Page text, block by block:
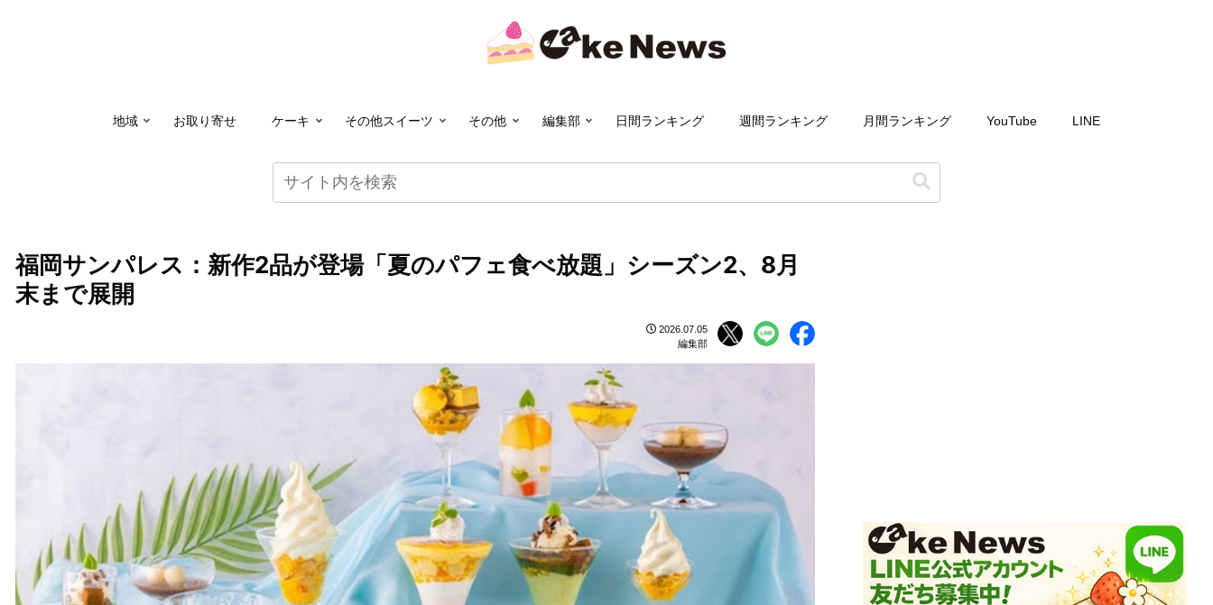
地域 お取り寄せ ケーキ その他スイーツ その他 編集部 日間ランキング 週間ランキング 月間ランキング YouTube LINE
福岡サンパレス：新作2品が登場「夏のパフェ食べ放題」シーズン2、8月
末まで展開
2026.07.05
編集部